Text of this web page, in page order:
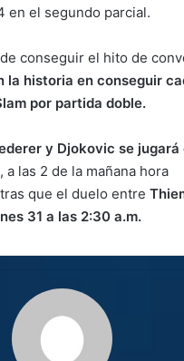
en el segundo parcial.
conseguir el hito de
la historia en conseguir
por partida doble.
y Djokovic se jugará
, a las 2 de la mañana hora
que el duelo entre
31 a las 2:30 a.m.